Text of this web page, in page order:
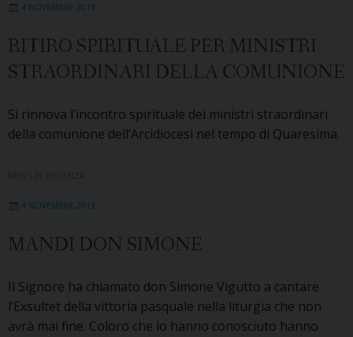
4 NOVEMBRE 2013
RITIRO SPIRITUALE PER MINISTRI
STRAORDINARI DELLA COMUNIONE
Si rinnova l’incontro spirituale dei ministri straordinari
della comunione dell’Arcidiocesi nel tempo di Quaresima.
NEWS IN EVIDENZA
4 NOVEMBRE 2013
MANDI DON SIMONE
Il Signore ha chiamato don Simone Vigutto a cantare
l’Exsultet della vittoria pasquale nella liturgia che non
avrà mai fine. Coloro che lo hanno conosciuto hanno